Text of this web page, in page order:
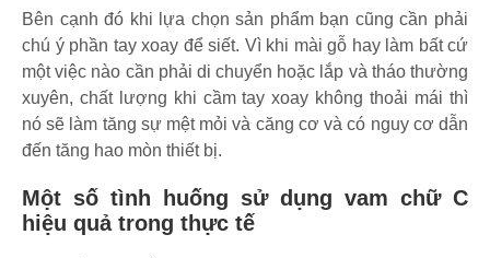
Bên cạnh đó khi lựa chọn sản phẩm bạn cũng cần phải
chú ý phần tay xoay để siết. Vì khi mài gỗ hay làm bất cứ
một việc nào cần phải di chuyển hoặc lắp và tháo thường
xuyên, chất lượng khi cầm tay xoay không thoải mái thì
nó sẽ làm tăng sự mệt mỏi và căng cơ và có nguy cơ dẫn
đến tăng hao mòn thiết bị.
Một số tình huống sử dụng vam chữ C
hiệu quả trong thực tế